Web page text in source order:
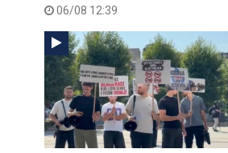
06/08 12:39